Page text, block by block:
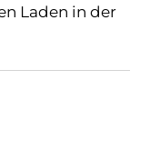
Laden in der